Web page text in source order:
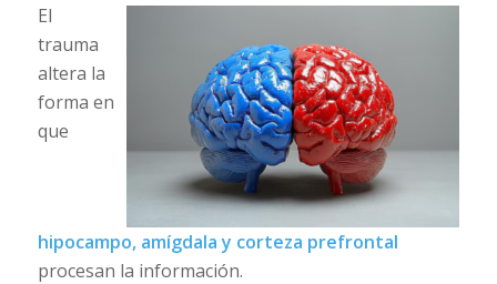
El
trauma
altera la
forma en
que
hipocampo, amígdala y corteza prefrontal
procesan la información.